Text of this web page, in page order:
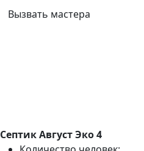
Вызвать мастера
Септик Август Эко 4